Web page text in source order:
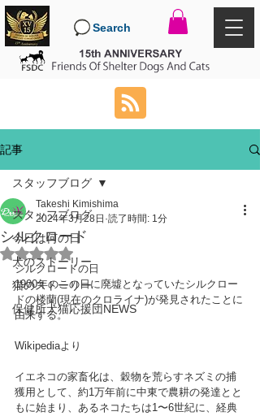
Search
記事
スタッフブログ
今日は何の日
犬のストーリー
猫のストーリー
保健所犬猫応援団NEWS
スタッフブログ
シルクロード
Takeshi Kimishima
2024年3月28日 読了時間: 1分
5つ星のうちNaNと評価されています。
シルクロードの日
1900年のこの日に廃墟となっていたシルクロー
ドの楼蘭(現在のクロライナ)が発見されたことに
由来する。
Wikipediaより
イエネコの家畜化は、穀物を荒らすネズミの捕
獲用として、約1万年前に中東で農耕の発達とと
もに始まり、あるネコたちは1〜6世紀に、経典